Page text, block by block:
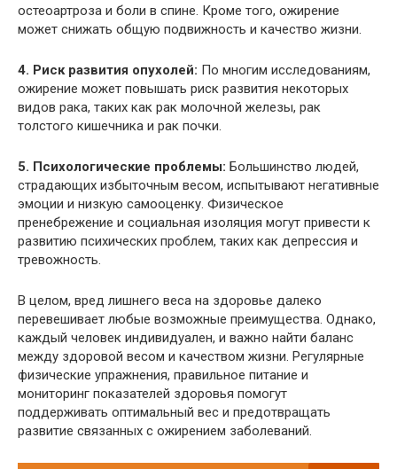
остеоартроза и боли в спине. Кроме того, ожирение
может снижать общую подвижность и качество жизни.
4. Риск развития опухолей: По многим исследованиям,
ожирение может повышать риск развития некоторых
видов рака, таких как рак молочной железы, рак
толстого кишечника и рак почки.
5. Психологические проблемы: Большинство людей,
страдающих избыточным весом, испытывают негативные
эмоции и низкую самооценку. Физическое
пренебрежение и социальная изоляция могут привести к
развитию психических проблем, таких как депрессия и
тревожность.
В целом, вред лишнего веса на здоровье далеко
перевешивает любые возможные преимущества. Однако,
каждый человек индивидуален, и важно найти баланс
между здоровой весом и качеством жизни. Регулярные
физические упражнения, правильное питание и
мониторинг показателей здоровья помогут
поддерживать оптимальный вес и предотвращать
развитие связанных с ожирением заболеваний.